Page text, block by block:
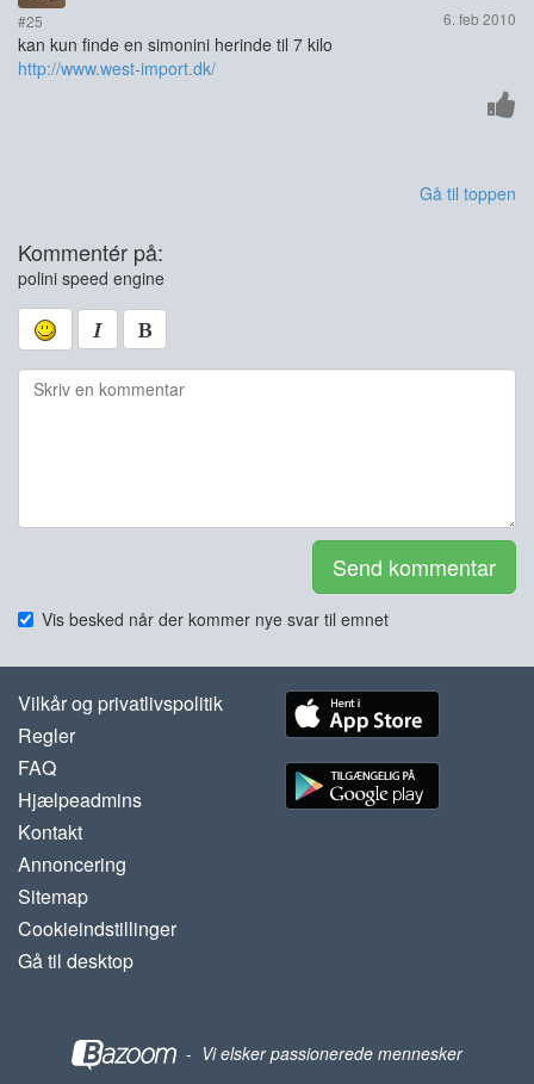
#25 6. feb 2010
kan kun finde en simonini herinde til 7 kilo
http://www.west-import.dk/
Gå til toppen
Kommentér på:
polini speed engine
Send kommentar
Vis besked når der kommer nye svar til emnet
Vilkår og privatlivspolitik
Regler
FAQ
Hjælpeadmins
Kontakt
Annoncering
Sitemap
Cookieindstillinger
Gå til desktop
- Vi elsker passionerede mennesker